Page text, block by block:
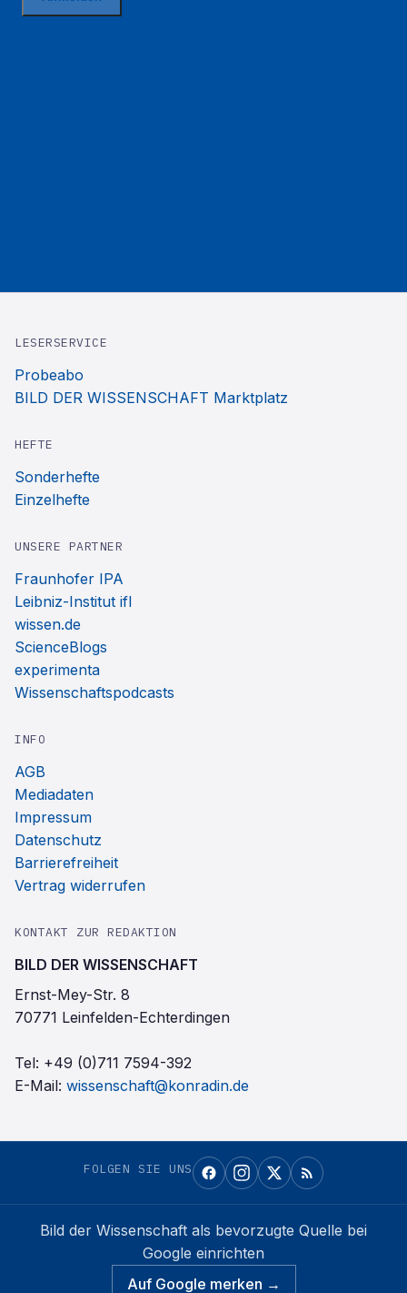
LESERSERVICE
Probeabo
BILD DER WISSENSCHAFT Marktplatz
HEFTE
Sonderhefte
Einzelhefte
UNSERE PARTNER
Fraunhofer IPA
Leibniz-Institut ifl
wissen.de
ScienceBlogs
experimenta
Wissenschaftspodcasts
INFO
AGB
Mediadaten
Impressum
Datenschutz
Barrierefreiheit
Vertrag widerrufen
KONTAKT ZUR REDAKTION
BILD DER WISSENSCHAFT
Ernst-Mey-Str. 8
70771 Leinfelden-Echterdingen
Tel: +49 (0)711 7594-392
E-Mail: wissenschaft@konradin.de
FOLGEN SIE UNS
Bild der Wissenschaft als bevorzugte Quelle bei
Google einrichten
Auf Google merken →